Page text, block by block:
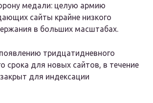
медали: целую армию
сайты крайне низкого
в больших масштабах.
тридцатидневного
срока для новых сайтов, в течение
для индексации